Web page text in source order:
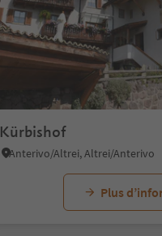
Kürbishof
Anterivo/Altrei, Altrei/Anterivo
Plus